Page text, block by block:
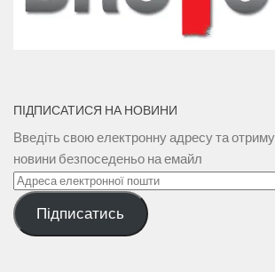
ПІДПИСАТИСЯ НА НОВИНИ
Введіть свою електронну адресу та
новини безпоседеньо на емайл
Адреса
електронної
поштиПідписатись